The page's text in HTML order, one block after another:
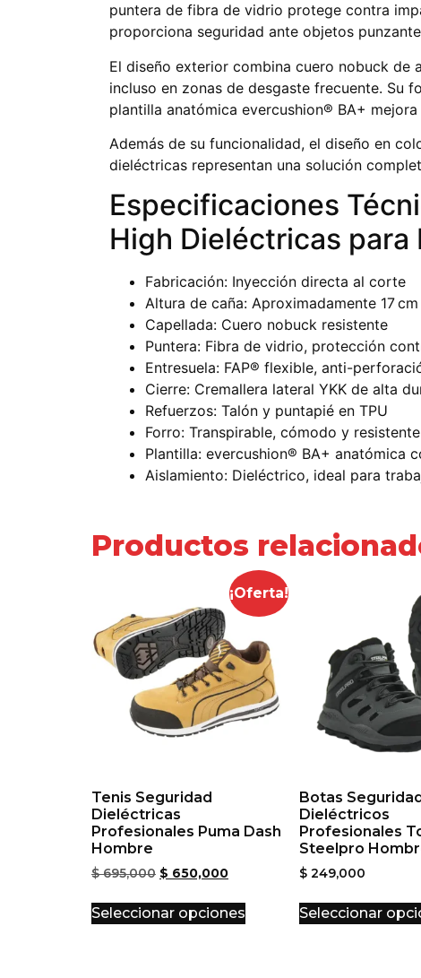
puntera de fibra de vidrio protege contra
proporciona seguridad ante objetos
El diseño exterior combina cuero nobuck de
incluso en zonas de desgaste frecuente. Su
plantilla anatómica evercushion® BA+
Además de su funcionalidad, el diseño en
dieléctricas representan una solución
Especificaciones
High Dieléctricas para
Fabricación: Inyección directa al corte
Altura de caña: Aproximadamente 17 cm
Capellada: Cuero nobuck resistente
Puntera: Fibra de vidrio, protección
Entresuela: FAP® flexible, anti-
Cierre: Cremallera lateral YKK de alta
Refuerzos: Talón y puntapié en TPU
Forro: Transpirable, cómodo y resistente
Plantilla: evercushion® BA+ anatómica
Aislamiento: Dieléctrico, ideal para
Productos
¡Oferta!
Tenis Seguridad
Dieléctricas
Profesionales Puma Dash
Hombre
$695,000 $ 650,000
Seleccionar opciones
Botas Seguridad
Dieléctricos
Profesionales
Steelpro
$ 249,000
Seleccionar